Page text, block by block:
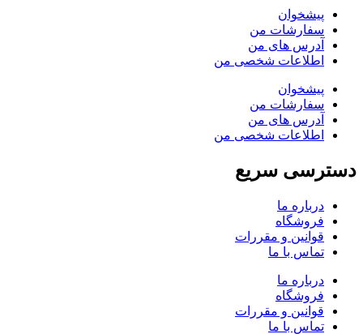
پیشخوان
سفارشات من
آدرس های من
اطلاعات شخصی من
پیشخوان
سفارشات من
آدرس های من
اطلاعات شخصی من
دسترسی سریع
درباره ما
فروشگاه
قوانین و مقررات
تماس با ما
درباره ما
فروشگاه
قوانین و مقررات
تماس با ما